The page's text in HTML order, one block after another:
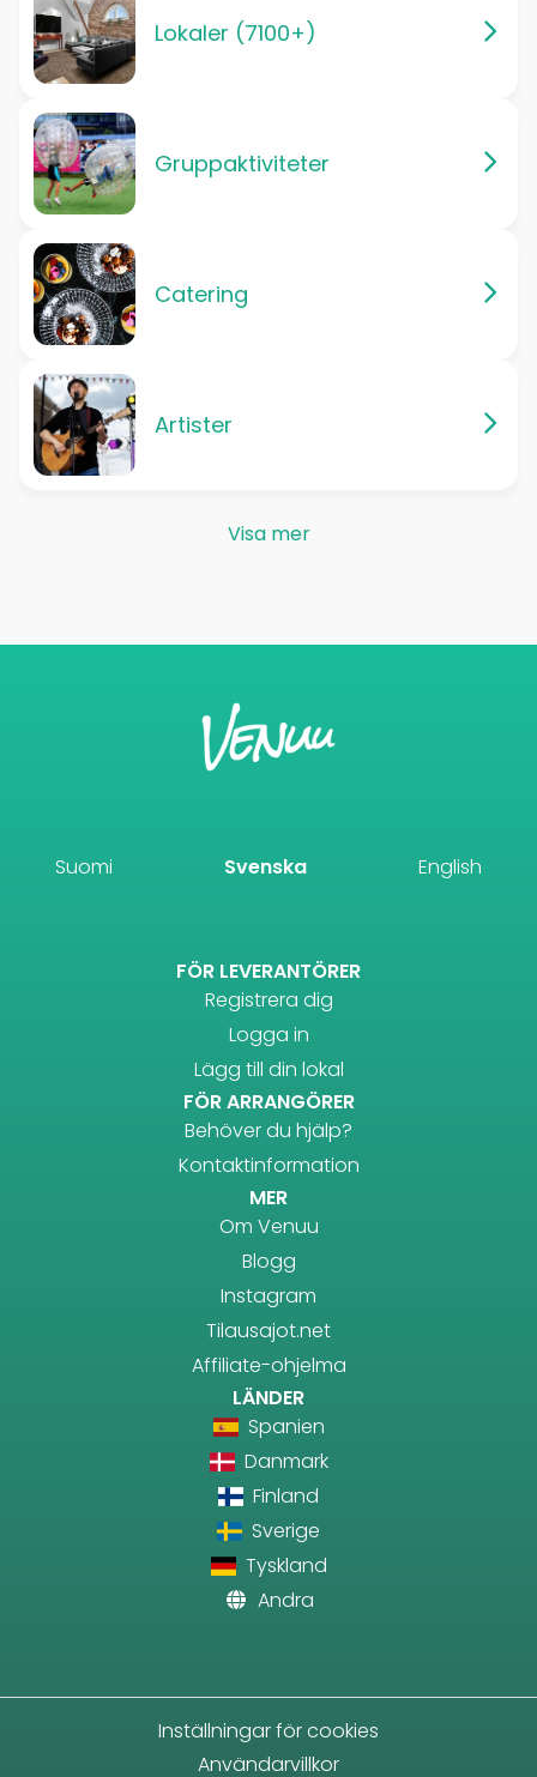
Lokaler (7100+)
Gruppaktiviteter
Catering
Artister
Visa mer
Suomi Svenska English
FÖR LEVERANTÖRER
Registrera dig
Logga in
Lägg till din lokal
FÖR ARRANGÖRER
Behöver du hjälp?
Kontaktinformation
MER
Om Venuu
Blogg
Instagram
Tilausajot.net
Affiliate-ohjelma
LÄNDER
Spanien
Danmark
Finland
Sverige
Tyskland
Andra
Inställningar för cookies
Användarvillkor